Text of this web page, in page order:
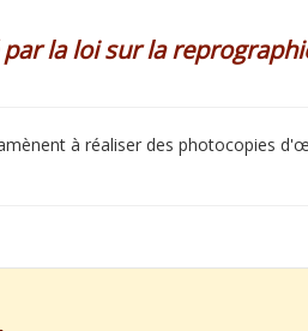
la loi sur la
à réaliser des photocopies